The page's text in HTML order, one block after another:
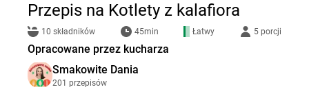
Przepis na Kotlety z kalafiora
10 składników 45min Łatwy 5 porcji
Opracowane przez kucharza
Smakowite Dania
201 przepisów